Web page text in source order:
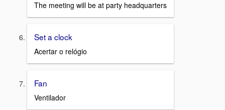
The meeting will be at party headquarters
Set a clock
Acertar o relógio
Fan
Ventilador